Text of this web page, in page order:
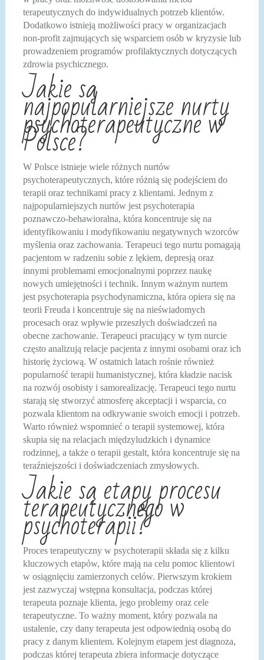
terapeutycznych do indywidualnych potrzeb klientów.
Dodatkowo istnieją możliwości pracy w organizacjach
non-profit zajmujących się wsparciem osób w kryzysie lub
prowadzeniem programów profilaktycznych dotyczących
zdrowia psychicznego.
Jakie są
najpopularniejsze nurty
psychoterapeutyczne w
Polsce?
W Polsce istnieje wiele różnych nurtów
psychoterapeutycznych, które różnią się podejściem do
terapii oraz technikami pracy z klientami. Jednym z
najpopularniejszych nurtów jest psychoterapia
poznawczo-behawioralna, która koncentruje się na
identyfikowaniu i modyfikowaniu negatywnych wzorców
myślenia oraz zachowania. Terapeuci tego nurtu pomagają
pacjentom w radzeniu sobie z lękiem, depresją oraz
innymi problemami emocjonalnymi poprzez naukę
nowych umiejętności i technik. Innym ważnym nurtem
jest psychoterapia psychodynamiczna, która opiera się na
teorii Freuda i koncentruje się na nieświadomych
procesach oraz wpływie przeszłych doświadczeń na
obecne zachowanie. Terapeuci pracujący w tym nurcie
często analizują relacje pacjenta z innymi osobami oraz ich
historię życiową. W ostatnich latach rośnie również
popularność terapii humanistycznej, która kładzie nacisk
na rozwój osobisty i samorealizację. Terapeuci tego nurtu
starają się stworzyć atmosferę akceptacji i wsparcia, co
pozwala klientom na odkrywanie swoich emocji i potrzeb.
Warto również wspomnieć o terapii systemowej, która
skupia się na relacjach międzyludzkich i dynamice
rodzinnej, a także o terapii gestalt, która koncentruje się na
teraźniejszości i doświadczeniach zmysłowych.
Jakie są etapy procesu
terapeutycznego w
psychoterapii?
Proces terapeutyczny w psychoterapii składa się z kilku
kluczowych etapów, które mają na celu pomoc klientowi
w osiągnięciu zamierzonych celów. Pierwszym krokiem
jest zazwyczaj wstępna konsultacja, podczas której
terapeuta poznaje klienta, jego problemy oraz cele
terapeutyczne. To ważny moment, który pozwala na
ustalenie, czy dany terapeuta jest odpowiednią osobą do
pracy z danym klientem. Kolejnym etapem jest diagnoza,
podczas której terapeuta zbiera informacje dotyczące